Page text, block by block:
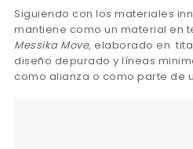
Siguiendo con los materiales
mantiene como un material en
Messika Move, elaborado en
diseño depurado y líneas
como alianza o como parte de